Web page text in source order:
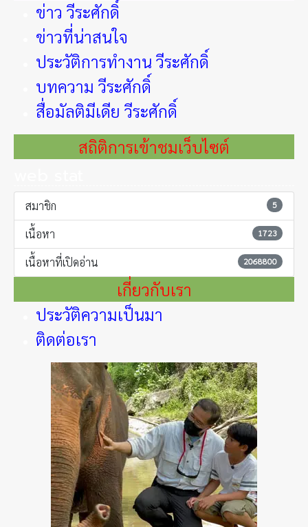
ข่าว วีระศักดิ์
ข่าวที่น่าสนใจ
ประวัติการทำงาน วีระศักดิ์
บทความ วีระศักดิ์
สื่อมัลติมีเดีย วีระศักดิ์
สถิติการเข้าชมเว็บไซต์
สมาชิก 5
เนื้อหา 1723
เนื้อหาที่เปิดอ่าน 2068800
เกี่ยวกับเรา
ประวัติความเป็นมา
ติดต่อเรา